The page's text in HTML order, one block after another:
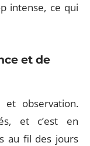
intense, ce qui
et de
et observation.
et c’est en
au fil des jours